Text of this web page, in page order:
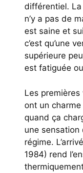
différentiel. La
n’y a pas de
est saine et
c’est qu’une
supérieure
est fatiguée
Les
ont un charme
quand ça
une sensation
régime.
1984) rend